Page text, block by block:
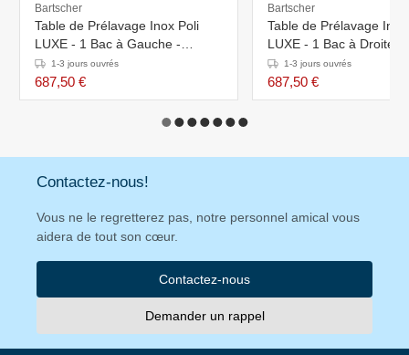
Bartscher
Table de Prélavage Inox Poli
LUXE - 1 Bac à Gauche -
1200x700x850-900(h)mm
1-3 jours ouvrés
687,50 €
Bartscher
Table de Prélavage
LUXE - 1 Bac à Droite -
1200x700x850-
1-3 jours ouvrés
687,50 €
Contactez-nous!
Vous ne le regretterez pas, notre personnel amical vous
aidera de tout son cœur.
Contactez-nous
Demander un rappel